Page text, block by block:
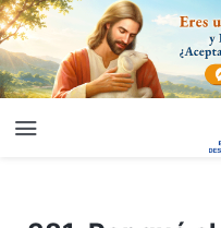
381 Por qué el hombre